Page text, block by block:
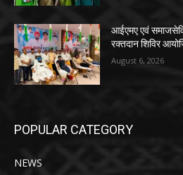
आईएमए एवं
रक्तदान शिविर
August 6, 2026
POPULAR CATEGORY
NEWS